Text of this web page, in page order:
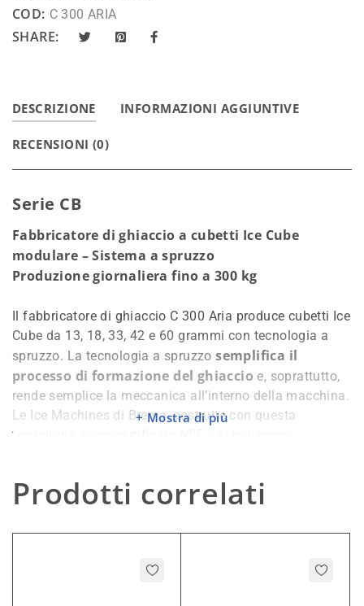
COD: C 300 ARIA
SHARE:
DESCRIZIONE INFORMAZIONI AGGIUNTIVE
RECENSIONI (0)
Serie CB
Fabbricatore di ghiaccio a cubetti Ice Cube
modulare – Sistema a spruzzo
Produzione giornaliera fino a 300 kg
Il fabbricatore di ghiaccio C 300 Aria produce cubetti Ice
Cube da 13, 18, 33, 42 e 60 grammi con tecnologia a
spruzzo. La tecnologia a spruzzo semplifica il
processo di formazione del ghiaccio e, soprattutto,
rende semplice la meccanica all’interno della macchina.
Le Ice Machines di Brema, costruite con questa
tecnologia, sono certificate NSF e si puliscono
e pulizia delle parti interne della macchina si riflette
durata del ciclo di vita della macchina.
La serie CB tiene conto dell’
in
Mostra di più
Prodotti correlati